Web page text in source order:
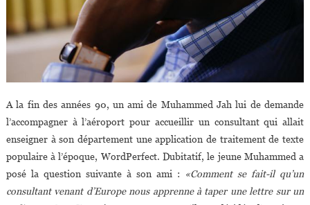
A la fin des années 90, un ami de Muhammed Jah lui de demande
l’accompagner à l’aéroport pour accueillir un consultant qui allait
enseigner à son département une application de traitement de texte
populaire à l’époque, WordPerfect. Dubitatif, le jeune Muhammed a
posé la question suivante à son ami :
«Comment se fait-il qu’un
consultant venant d’Europe nous apprenne à taper une lettre sur un